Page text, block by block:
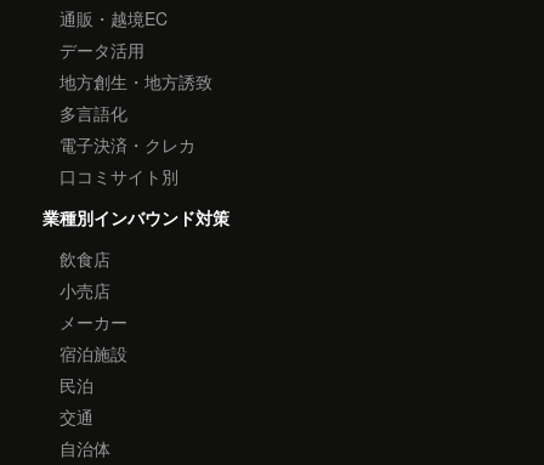
通販・越境EC
データ活用
地方創生・地方誘致
多言語化
電子決済・クレカ
口コミサイト別
業種別インバウンド対策
飲食店
小売店
メーカー
宿泊施設
民泊
交通
自治体